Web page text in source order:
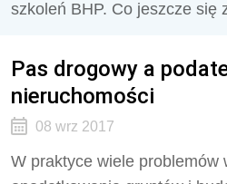
szkoleń BHP. Co jeszcze się
Pas drogowy a
nieruchomości
08 wrz 2017
W praktyce wiele problemów